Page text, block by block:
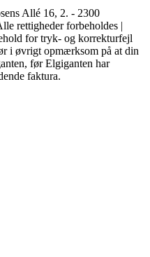
Allé 16, 2. - 2300
rettigheder forbeholdes |
for tryk- og korrekturfejl
i øvrigt opmærksom på at din
før Elgiganten har
faktura.